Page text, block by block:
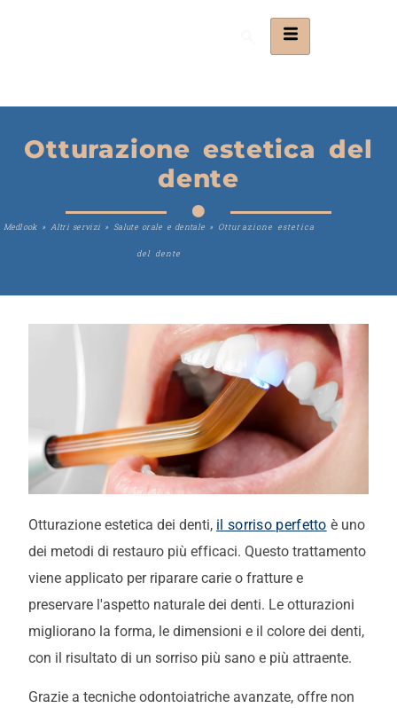
Otturazione estetica del
dente
Medlook» Altri servizi»Salute orale e dentale » Otturazione estetica
del dente
Otturazione estetica dei denti, il sorriso perfetto è uno
dei metodi di restauro più efficaci. Questo trattamento
viene applicato per riparare carie o fratture e
preservare l'aspetto naturale dei denti. Le otturazioni
migliorano la forma, le dimensioni e il colore dei denti,
con il risultato di un sorriso più sano e più attraente.
Grazie a tecniche odontoiatriche avanzate, offre non